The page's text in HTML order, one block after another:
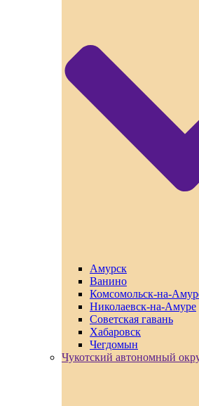
Амурск
Ванино
Комсомольск-на-
Николаевск-на-Амуре
Советская гавань
Хабаровск
Чегдомын
Чукотский автономный